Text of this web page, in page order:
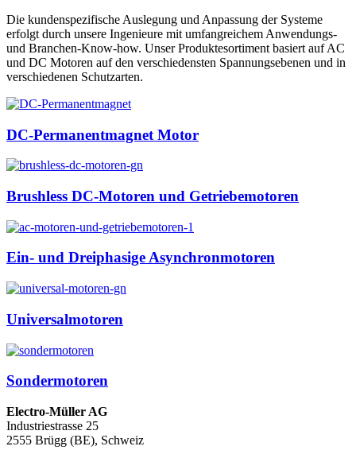
Die kundenspezifische Auslegung und Anpassung der Systeme
erfolgt durch unsere Ingenieure mit umfangreichem Anwendungs-
und Branchen-Know-how. Unser Produktesortiment basiert auf AC
und DC Motoren auf den verschiedensten Spannungsebenen und in
verschiedenen Schutzarten.
DC-Permanentmagnet Motor
Brushless DC-Motoren und Getriebemotoren
Ein- und Dreiphasige Asynchronmotoren
Universalmotoren
Sondermotoren
Electro-Müller AG
Industriestrasse 25
2555 Brügg (BE), Schweiz